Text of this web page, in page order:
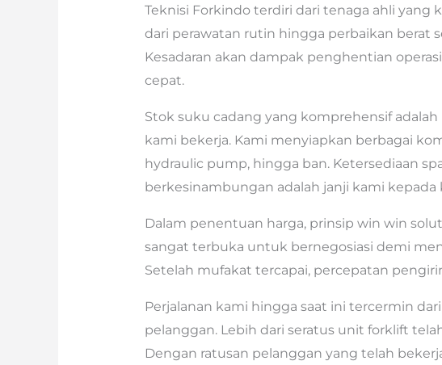
Teknisi Forkindo terdiri dari tenaga ahli yang
dari perawatan rutin hingga perbaikan berat
Kesadaran akan dampak penghentian
cepat.
Stok suku cadang yang komprehensif
kami bekerja. Kami menyiapkan berbagai
hydraulic pump, hingga ban. Ketersediaan
berkesinambungan adalah janji kami kepada
Dalam penentuan harga, prinsip win win
sangat terbuka untuk bernegosiasi demi
Setelah mufakat tercapai, percepatan
Perjalanan kami hingga saat ini tercermin
pelanggan. Lebih dari seratus unit forklift
Dengan ratusan pelanggan yang telah